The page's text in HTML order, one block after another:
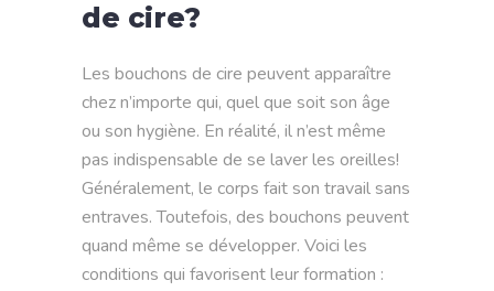
de cire?
Les bouchons de cire peuvent apparaître
chez n’importe qui, quel que soit son âge
ou son hygiène. En réalité, il n’est même
pas indispensable de se laver les oreilles!
Généralement, le corps fait son travail sans
entraves. Toutefois, des bouchons peuvent
quand même se développer. Voici les
conditions qui favorisent leur formation :